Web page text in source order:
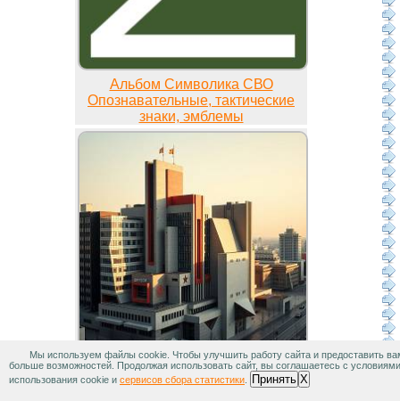
Альбом Символика СВО
Опознавательные, тактические
знаки, эмблемы
Альбом ИИ рисует советский
Мы используем файлы cookie. Чтобы улучшить работу сайта и предоставить
больше возможностей. Продолжая использовать сайт, вы соглашаетесь с условиями
использования cookie и сервисов сбора статистики Принять X